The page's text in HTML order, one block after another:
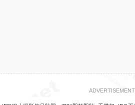
ADVERTISEMENT